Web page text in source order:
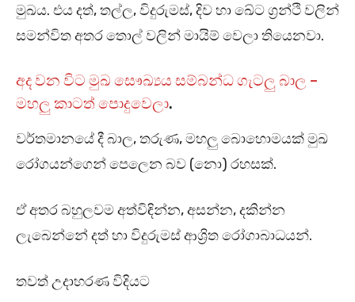
මුඛය. එය දත්, තල්ල, විදුරුමස්, දිව හා ඛේට ග්‍රන්ථි වලින්
සමන්විත අතර තොල් වලින් මායිම් වෙලා තියෙනවා.
අද වන විට මුඛ සෞඛ්‍යය සම්බන්ධ ගැටලු බාල –
මහලු කාටත් පොදුවෙලා.
වර්තමානයේ දී බාල, තරුණ, මහලු බොහොමයක් මුඛ
රෝගයන්ගෙන් පෙලෙන බව (නො) රහසක්.
ඒ අතර බහුලවම අත්විඳින්න, අසන්න, දකින්න
ලැබෙන්නේ දත් හා විදුරුමස් ආශ්‍රිත රෝගාබාධයන්.
තවත් උදාහරණ විදියට